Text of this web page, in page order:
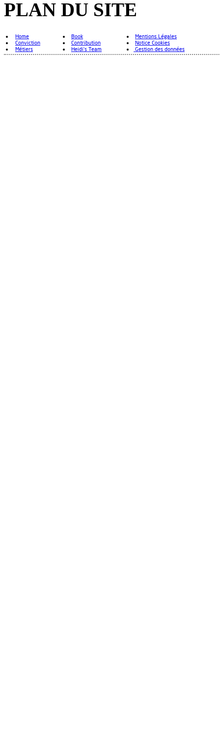
PLAN DU SITE
Home
Conviction
Métiers
Book
Contribution
Heidi's Team
Mentions Légales
Notice Cookies
Gestion des données